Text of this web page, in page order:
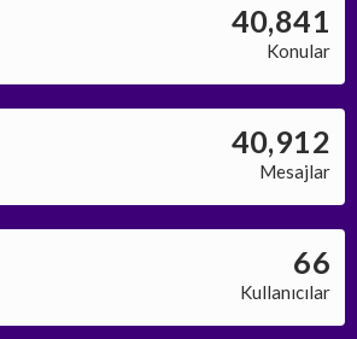
40,841
Konular
40,912
Mesajlar
66
Kullanıcılar